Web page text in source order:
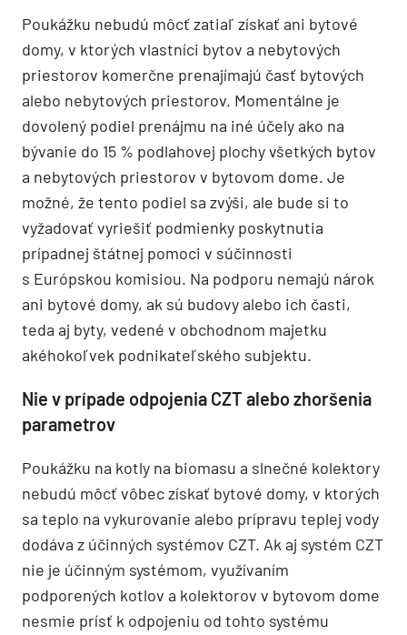
Poukážku nebudú môcť zatiaľ získať ani bytové
domy, v ktorých vlastníci bytov a nebytových
priestorov komerčne prenajímajú časť bytových
alebo nebytových priestorov. Momentálne je
dovolený podiel prenájmu na iné účely ako na
bývanie do 15 % podlahovej plochy všetkých bytov
a nebytových priestorov v bytovom dome. Je
možné, že tento podiel sa zvýši, ale bude si to
vyžadovať vyriešiť podmienky poskytnutia
prípadnej štátnej pomoci v súčinnosti
s Európskou komisiou. Na podporu nemajú nárok
ani bytové domy, ak sú budovy alebo ich časti,
teda aj byty, vedené v obchodnom majetku
akéhokoľvek podnikateľského subjektu.
Nie v prípade odpojenia CZT alebo zhoršenia
parametrov
Poukážku na kotly na biomasu a slnečné kolektory
nebudú môcť vôbec získať bytové domy, v ktorých
sa teplo na vykurovanie alebo prípravu teplej vody
dodáva z účinných systémov CZT. Ak aj systém CZT
nie je účinným systémom, využívaním
podporených kotlov a kolektorov v bytovom dome
nesmie prísť k odpojeniu od tohto systému